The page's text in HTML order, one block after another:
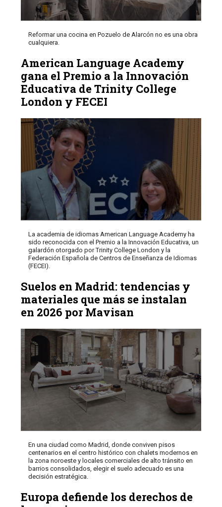
Reformar una cocina en Pozuelo de Alarcón no es una obra
cualquiera.
American Language Academy
gana el Premio a la Innovación
Educativa de Trinity College
London y FECEI
La academia de idiomas American Language Academy ha
sido reconocida con el Premio a la Innovación Educativa, un
galardón otorgado por Trinity College London y la
Federación Española de Centros de Enseñanza de Idiomas
(FECEI).
Suelos en Madrid: tendencias y
materiales que más se instalan
en 2026 por Mavisan
En una ciudad como Madrid, donde conviven pisos
centenarios en el centro histórico con chalets modernos en
la zona noroeste y locales comerciales de alto tránsito en
barrios consolidados, elegir el suelo adecuado es una
decisión estratégica.
Europa defiende los derechos de